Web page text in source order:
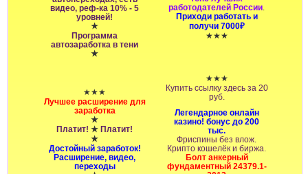
видео, реф-ка 10% - 5
уровней!
★
Программа
автозаработка в тени
★
работодателей России
Приходи работать и
получи 7000₽
★★★
★★★
Лучшее расширение для
заработка
★
Платит! ★Платит!
★
Достойный заработок!
Расширение, видео,
переходы
★★★
Купить ссылку здесь за 20
руб.
Легендарное онлайн
казино! бонус до 200
тыс.
Фриспины без влож.
Крипто кошелёк и биржа.
Болт анкерный
фундаментный 24379.1-